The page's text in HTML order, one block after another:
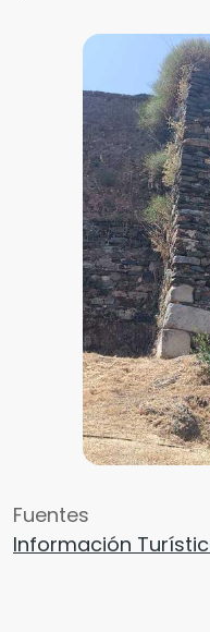
Fuentes
Información